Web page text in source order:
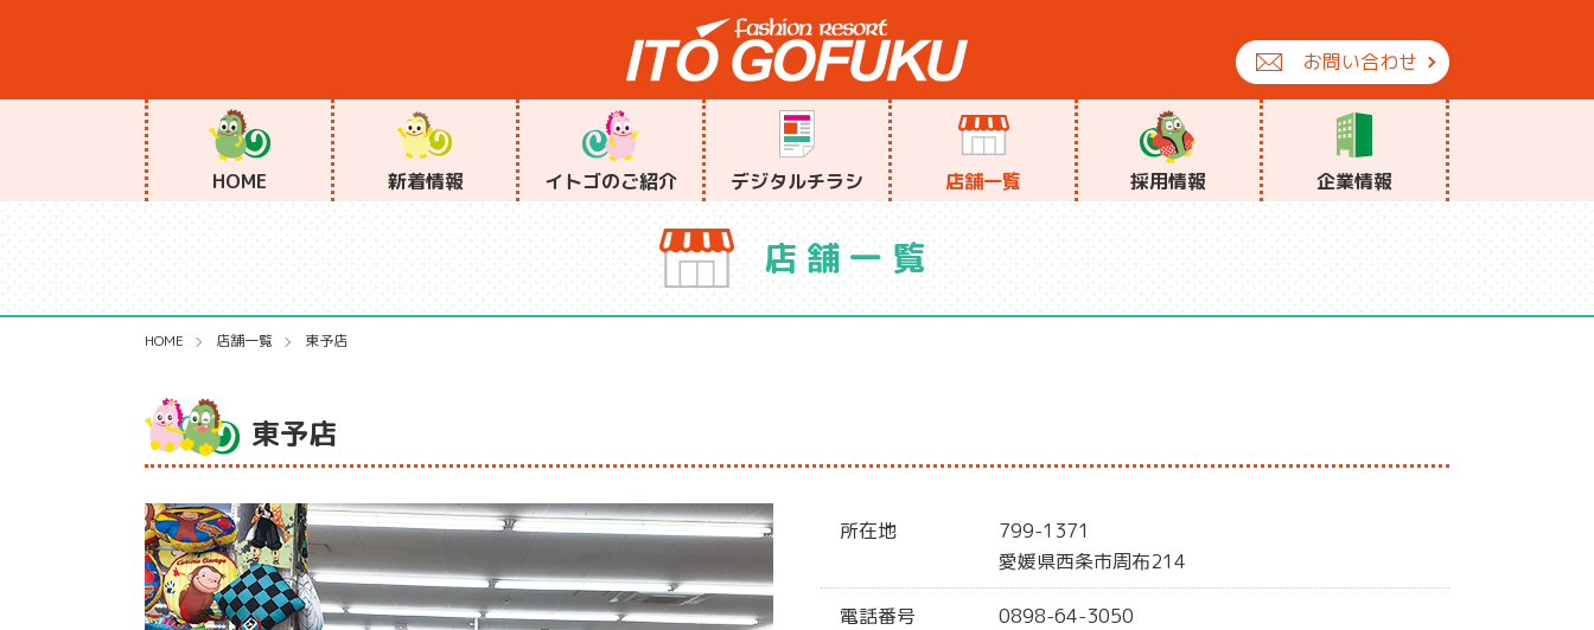
お問い合わせ
HOME 新着情報 イトゴのご紹介 デジタルチラシ 店舗一覧 採用情報 企業情報
店舗一覧
HOME 店舗一覧 東予店
東予店
所在地
799-1371
愛媛県西条市周布214
電話番号 0898-64-3050